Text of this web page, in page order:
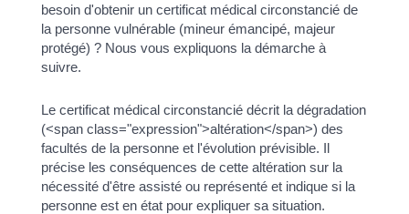
besoin d'obtenir un certificat médical circonstancié de
la personne vulnérable (mineur émancipé, majeur
protégé) ? Nous vous expliquons la démarche à
suivre.
Le certificat médical circonstancié décrit la dégradation
(<span class="expression">altération</span>) des
facultés de la personne et l'évolution prévisible. Il
précise les conséquences de cette altération sur la
nécessité d'être assisté ou représenté et indique si la
personne est en état pour expliquer sa situation.